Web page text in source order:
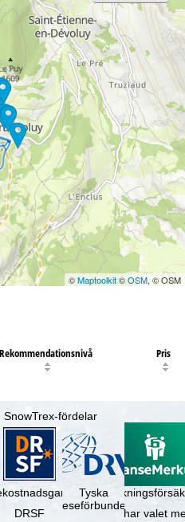
©Maptoolkit©OSM, © OSM
Rekommendationsnivå Pris
SnowTrex-fördelar
DRSF
Tyska
reseförbundet
Du har valet